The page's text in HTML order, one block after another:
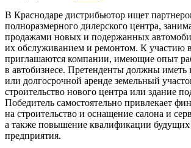
В Краснодаре дистрибьютор ищет
полноразмерного дилерского центра,
продажами новых и подержанных
их обслуживанием и ремонтом. К участию
приглашаются компании, имеющие опыт
в автобизнесе. Претенденты должны иметь
или долгосрочной аренде земельный
строительство нового центра или здание
Победитель самостоятельно привлекает
на строительство и оснащение салона и
а также повышение квалификации будущих
предприятия.